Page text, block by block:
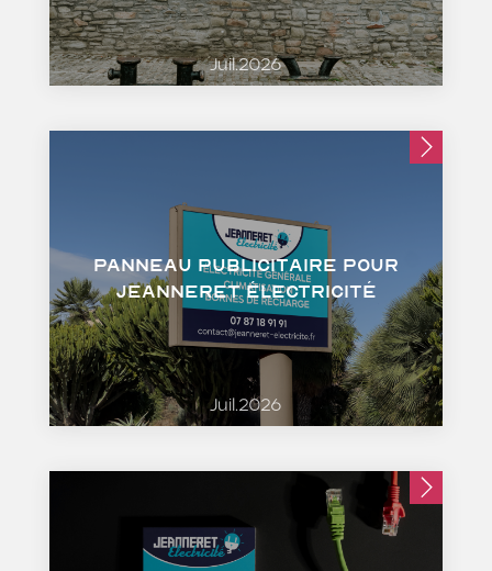
Juil.2026
Panneau publicitaire pour
Jeanneret Électricité
Juil.2026